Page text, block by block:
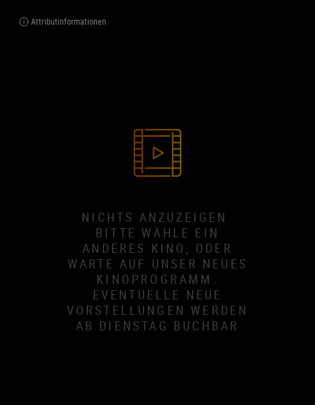
Attributinformationen
NICHTS ANZUZEIGEN.
BITTE WÄHLE EIN
ANDERES KINO, ODER
WARTE AUF UNSER NEUES
KINOPROGRAMM.
EVENTUELLE NEUE
VORSTELLUNGEN WERDEN
AB DIENSTAG BUCHBAR